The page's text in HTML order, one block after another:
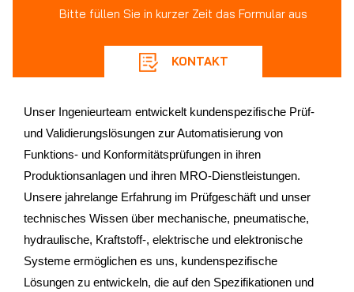
Bitte füllen Sie in kurzer Zeit das Formular aus
KONTAKT
Unser Ingenieurteam entwickelt kundenspezifische Prüf-
und Validierungslösungen zur Automatisierung von
Funktions- und Konformitätsprüfungen in ihren
Produktionsanlagen und ihren MRO-Dienstleistungen.
Unsere jahrelange Erfahrung im Prüfgeschäft und unser
technisches Wissen über mechanische, pneumatische,
hydraulische, Kraftstoff-, elektrische und elektronische
Systeme ermöglichen es uns, kundenspezifische
Lösungen zu entwickeln, die auf den Spezifikationen und